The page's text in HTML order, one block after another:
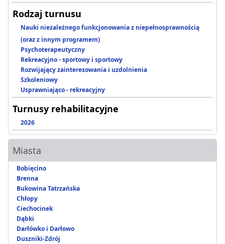
Rodzaj turnusu
Nauki niezależnego funkcjonowania z niepełnosprawnością
(oraz z innym programem)
Psychoterapeutyczny
Rekreacyjno - sportowy i sportowy
Rozwijający zainteresowania i uzdolnienia
Szkoleniowy
Usprawniająco - rekreacyjny
Turnusy rehabilitacyjne
2026
Miasta
Bobięcino
Brenna
Bukowina Tatrzańska
Chłopy
Ciechocinek
Dąbki
Darłówko i Darłowo
Duszniki-Zdrój